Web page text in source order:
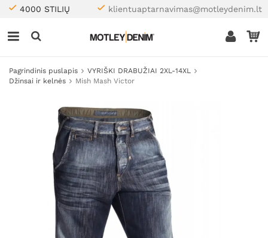
4000 STILIŲ klientuaptarnavimas@motleydenim.lt
Pagrindinis puslapis
VYRIŠKI DRABUŽIAI 2XL-14XL
Džinsai ir kelnės
Mish Mash Victor